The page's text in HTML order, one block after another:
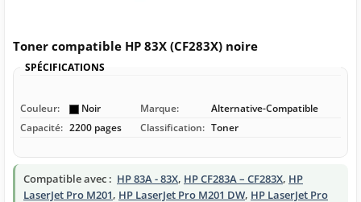
Toner compatible HP 83X (CF283X) noire
SPÉCIFICATIONS
Couleur: Noir Marque:
Alternative-Compatible
Capacité: 2200 pages Classification: Toner
Compatible avec : HP 83A - 83X, HP CF283A – CF283X, HP
LaserJet Pro M201, HP LaserJet Pro M201 DW, HP LaserJet Pro